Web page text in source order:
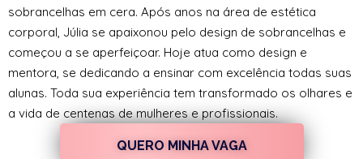
sobrancelhas em cera. Após anos na área de estética
corporal, Júlia se apaixonou pelo design de sobrancelhas e
começou a se aperfeiçoar. Hoje atua como design e
mentora, se dedicando a ensinar com excelência todas suas
alunas. Toda sua experiência tem transformado os olhares e
a vida de centenas de mulheres e profissionais.
QUERO MINHA VAGA